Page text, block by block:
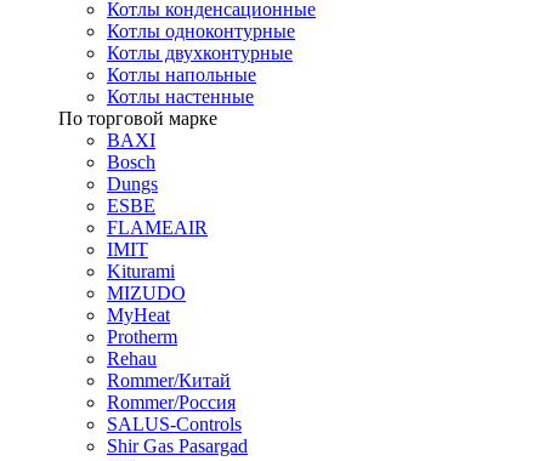
Котлы конденсационные
Котлы одноконтурные
Котлы двухконтурные
Котлы напольные
Котлы настенные
По торговой марке
BAXI
Bosch
Dungs
ESBE
FLAMEAIR
IMIT
Kiturami
MIZUDO
MyHeat
Protherm
Rehau
Rommer/Китай
Rommer/Россия
SALUS-Controls
Shir Gas Pasargad